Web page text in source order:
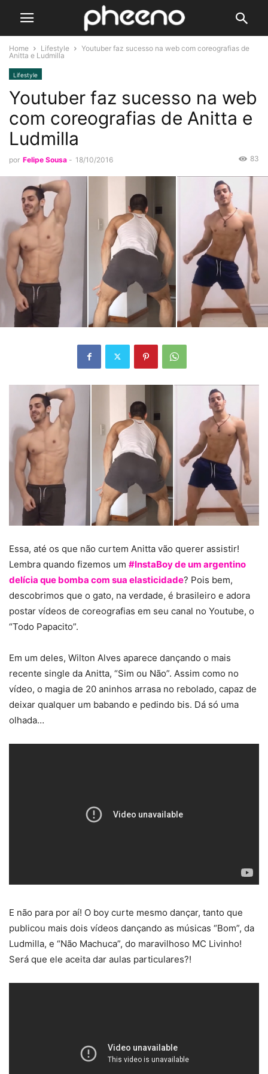
Home Lifestyle
Youtuber faz sucesso na web com coreografias de
Anitta e Ludmilla
Lifestyle
Youtuber faz sucesso na web
com coreografias de Anitta e
Ludmilla
por Felipe Sousa - 18/10/2016 83
Essa, até os que não curtem Anitta vão querer assistir!
Lembra quando fizemos um #InstaBoy de um argentino
delícia que bomba com sua elasticidade? Pois bem,
descobrimos que o gato, na verdade, é brasileiro e adora
postar vídeos de coreografias em seu canal no Youtube, o
“Todo Papacito”.
Em um deles, Wilton Alves aparece dançando o mais
recente single da Anitta, “Sim ou Não”. Assim como no
vídeo, o magia de 20 aninhos arrasa no rebolado, capaz de
deixar qualquer um babando e pedindo bis. Dá só uma
olhada…
E não para por aí! O boy curte mesmo dançar, tanto que
publicou mais dois vídeos dançando as músicas “Bom”, da
Ludmilla, e “Não Machuca”, do maravilhoso MC Livinho!
Será que ele aceita dar aulas particulares?!